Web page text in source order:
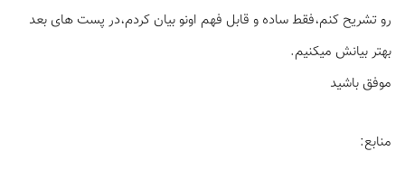
رو تشریح کنم،فقط ساده و قابل فهم اونو بیان کردم،در پست های بعد
بهتر بیانش میکنیم.
موفق باشید
منابع: